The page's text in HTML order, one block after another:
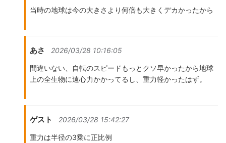
当時の地球は今の大きさより何倍も大きくデカかったから
あさ 2026/03/28 10:16:05
間違いない、自転のスピードもっとクソ早かったから地球
上の全生物に遠心力かかってるし、重力軽かったはず。
ゲスト 2026/03/28 15:42:27
重力は半径の3乗に正比例